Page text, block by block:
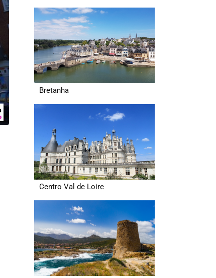
Bretanha
Centro Val de Loire